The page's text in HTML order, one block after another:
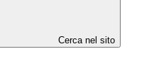
Cerca nel sito